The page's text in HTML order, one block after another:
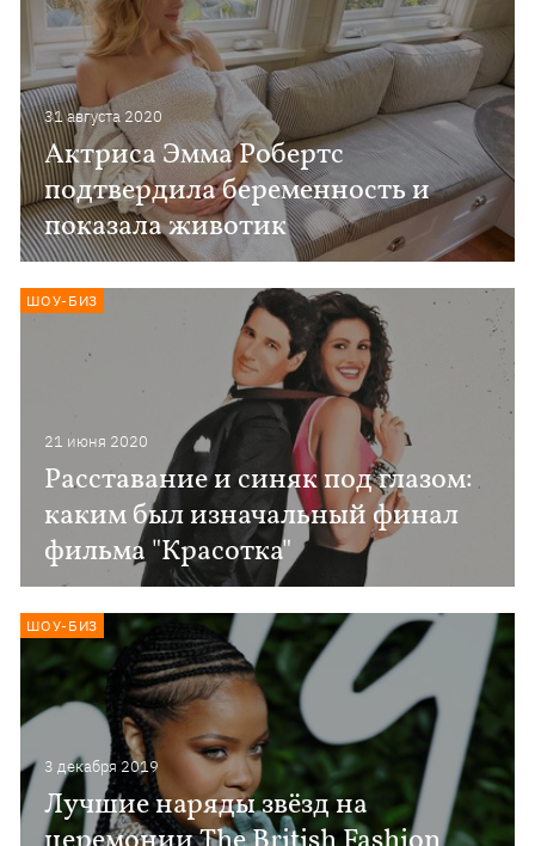
31 августа 2020
Актриса Эмма Робертс
подтвердила беременность и
показала животик
21 июня 2020
Расставание и синяк под глазом:
каким был изначальный финал
фильма "Красотка"
ШОУ-БИЗ
3 декабря 2019
Лучшие наряды звёзд на
ШОУ-БИЗ